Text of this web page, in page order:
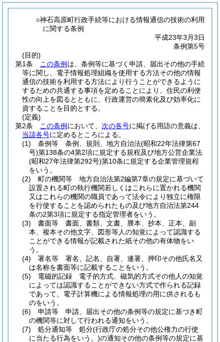
○神石高原町行政手続等における情報通信の技術の利用
に関する条例
平成23年3月3日
条例第5号
(目的)
第1条
この条例 は、条例等に基づく申請、届出その他の手続
等に関し、電子情報処理組織を使用する方法その他の情報
通信の技術を利用する方法により行うことができるように
するための共通する事項を定めることにより、住民の利便
性の向上を図るとともに、行政運営の簡素化及び効率化に
資することを目的とする。
(定義)
第2条
この条例 において、 次の各号に掲げる用語の意義は、
当該各号に定めるところによる。
(1)
条例等 条例、規則、地方自治法(昭和22年法律第67
号)第138条の4第2項に規定する規程及び地方公営企業法
(昭和27年法律第292号)第10条に規定する企業管理規程
をいう。
(2)
町の機関等 地方自治法第2編第7章の規定に基づいて
設置される町の執行機関若しくはこれらに置かれる機関
又はこれらの機関の職員であって法令により独立に権限
を行使することを認められたもの及び地方自治法第244
条の2第3項に規定する指定管理者をいう。
(3)
書面等 書面、書類、文書、謄本、抄本、正本、副
本、複本その他文字、図形等人の知覚によって認識する
ことができる情報が記載された紙その他の有体物をい
う。
(4)
署名等 署名、記名、自署、連署、押印その他氏名又
は名称を書面等に記載することをいう。
(5)
電磁的記録 電子的方式、磁気的方式その他人の知覚
によっては認識することができない方式で作られる記録
であって、電子計算機による情報処理の用に供されるも
のをいう。
(6)
申請等 申請、届出その他の条例等の規定に基づき町
の機関等に対して行われる通知をいう。
(7)
処分通知等 処分(行政庁の処分その他公権力の行使
に当たる行為をいう。)の通知その他の条例等の規定に基